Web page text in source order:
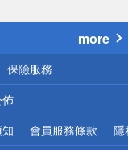
more
保險服務
會員服務條款 隱